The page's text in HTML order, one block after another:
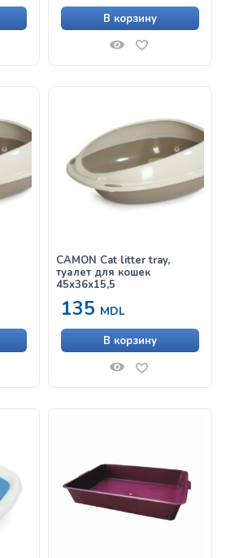
В корзину
CAMON Cat litter tray,
туалет для кошек
45x36x15,5
135 MDL
В корзину